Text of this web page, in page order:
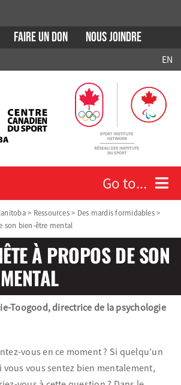
Faire un don Nous Joindre
EN
Go to...
> Ressources> Des mardis formidables>
son bien-être mental
À PROPOS DE SON
Toogood, directrice de la psychologie
vous en ce moment ? Si quelqu’un
vous vous sentez bien mentalement,